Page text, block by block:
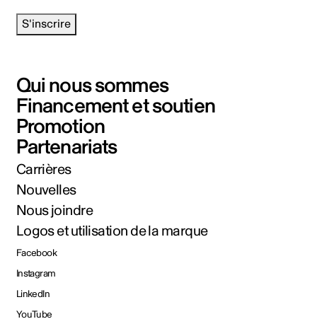
S'inscrire
Qui nous sommes
Financement et soutien
Promotion
Partenariats
Carrières
Nouvelles
Nous joindre
Logos et utilisation de la marque
Facebook
Instagram
LinkedIn
YouTube